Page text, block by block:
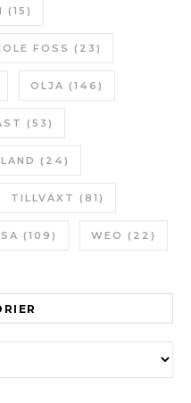
(15)
FOSS (23)
OLJA (146)
(53)
(24)
TILLVÄXT (81)
(109) WEO (22)